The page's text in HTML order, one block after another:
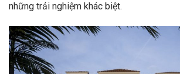
những trải nghiệm khác biệt.